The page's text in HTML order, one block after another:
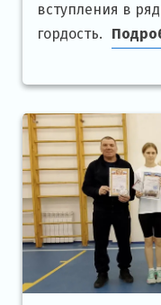
вступления в
гордость.